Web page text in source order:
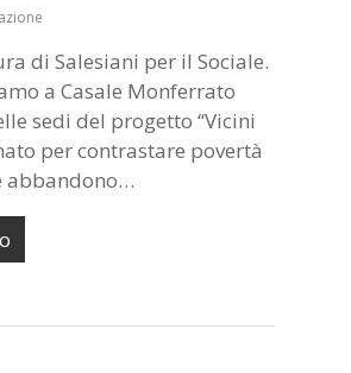
di Salesiani per il Sociale.
a Casale Monferrato
sedi del progetto “Vicini
per contrastare povertà
abbandono…